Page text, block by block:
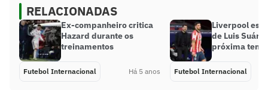
RELACIONADAS
Ex-companheiro critica
Hazard durante os
treinamentos
Futebol Internacional Há 5 anos
Liverpool
de Luis
próxima
Futebol Internacional